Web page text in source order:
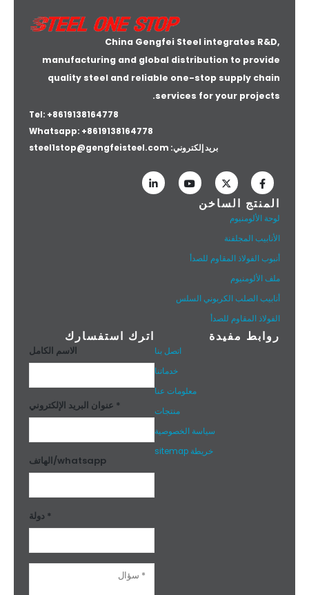
China Gengfei Steel integrates R&D,
manufacturing and global distribution to provide
quality steel and reliable one-stop supply chain
services for your projects.
Tel: +8619138164778
Whatsapp: +8619138164778
بريد إلكتروني: steel1stop@gengfeisteel.com
المنتج الساخن
لوحة الألومنيوم
الأنابيب المجلفنة
أنبوب الفولاذ المقاوم للصدأ
ملف الألومنيوم
أنابيب الصلب الكربوني السلس
الفولاذ المقاوم للصدأ
روابط مفيدة
اتصل بنا
خدماتنا
معلومات عنا
منتجات
سياسة الخصوصية
خريطة sitemap
اترك استفسارك
الاسم الكامل
عنوان البريد الإلكتروني *
الهاتف/whatsapp
دولة *